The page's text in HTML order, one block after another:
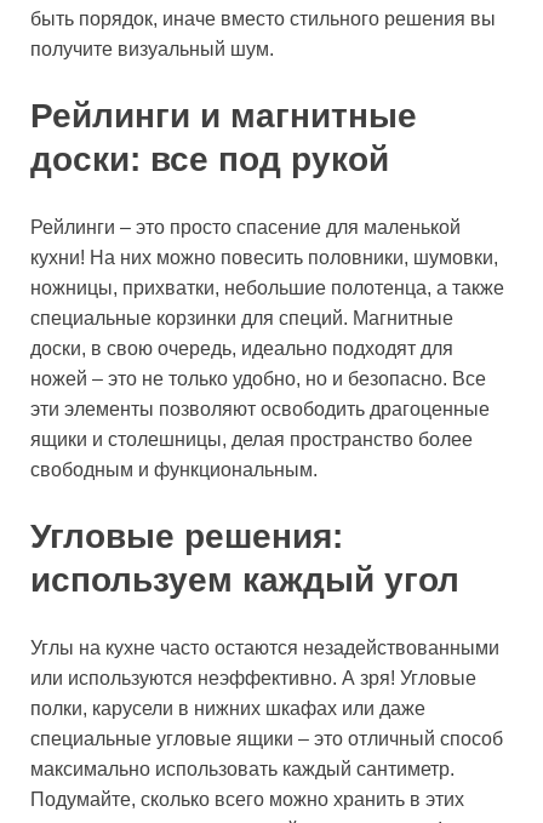
быть порядок, иначе вместо стильного решения вы
получите визуальный шум.
Рейлинги и магнитные
доски: все под рукой
Рейлинги – это просто спасение для маленькой
кухни! На них можно повесить половники, шумовки,
ножницы, прихватки, небольшие полотенца, а также
специальные корзинки для специй. Магнитные
доски, в свою очередь, идеально подходят для
ножей – это не только удобно, но и безопасно. Все
эти элементы позволяют освободить драгоценные
ящики и столешницы, делая пространство более
свободным и функциональным.
Угловые решения:
используем каждый угол
Углы на кухне часто остаются незадействованными
или используются неэффективно. А зря! Угловые
полки, карусели в нижних шкафах или даже
специальные угловые ящики – это отличный способ
максимально использовать каждый сантиметр.
Подумайте, сколько всего можно хранить в этих